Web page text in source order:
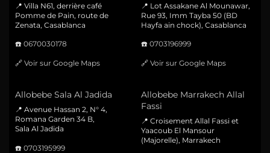
📍 Villa N61, derrière café
Pomme de Pain, route de
Zenata, Casablanca
☎️ 0670030178
🔗 Voir sur Google Maps
📍 Lot Assakane Al Mounawar,
Rue 93, Imm Tayba 50 (BD
Hayfa ain chock), Casablanca
☎️ 0703196999
🔗 Voir sur Google Maps
Allobebe Sala Al Jadida
📍 Avenue Hassan 2, N° 4,
Romana Garden 34 B,
Sala Al Jadida
☎️ 0703195999
Allobebe Marrakech Allal
Fassi
📍 Croisement Allal Fassi et
Yaacoub El Mansour
(Majorelle), Marrakech